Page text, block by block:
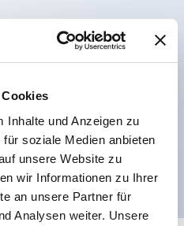
Inhalte und Anzeigen zu
soziale Medien anbieten
unsere Website zu
wir Informationen zu Ihrer
an unsere Partner für
Analysen weiter. Unsere